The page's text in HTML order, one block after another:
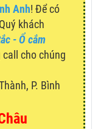
Anh! Để có
khách
- Ổ cắm
cho chúng
P. Bình